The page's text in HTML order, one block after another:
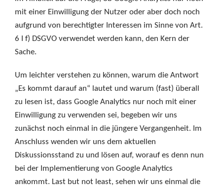
mit einer Einwilligung der Nutzer oder aber doch noch
aufgrund von berechtigter Interessen im Sinne von Art.
6 I f) DSGVO verwendet werden kann, den Kern der
Sache.
Um leichter verstehen zu können, warum die Antwort
„Es kommt darauf an“ lautet und warum (fast) überall
zu lesen ist, dass Google Analytics nur noch mit einer
Einwilligung zu verwenden sei, begeben wir uns
zunächst noch einmal in die jüngere Vergangenheit. Im
Anschluss wenden wir uns dem aktuellen
Diskussionsstand zu und lösen auf, worauf es denn nun
bei der Implementierung von Google Analytics
ankommt. Last but not least, sehen wir uns einmal die